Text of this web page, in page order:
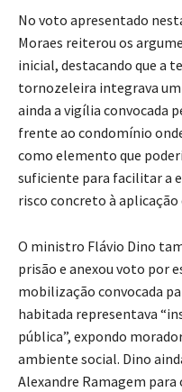
No voto apresentado
Moraes reiterou os
inicial, destacando que a
tornozeleira integrava
ainda a vigília convocada
frente ao condomínio
como elemento que
suficiente para facilitar a
risco concreto à aplicação
O ministro Flávio Dino
prisão e anexou voto por
mobilização convocada
habitada representava
pública”, expondo
ambiente social. Dino
Alexandre Ramagem para